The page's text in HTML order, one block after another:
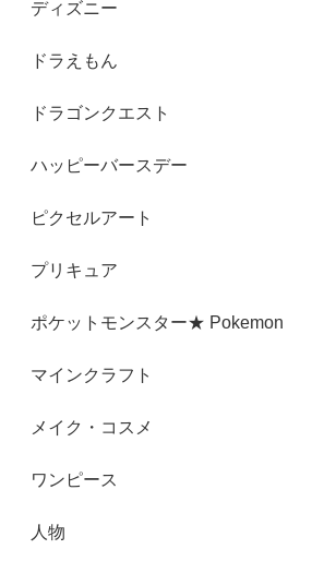
ディズニー
ドラえもん
ドラゴンクエスト
ハッピーバースデー
ピクセルアート
プリキュア
ポケットモンスター★ Pokemon
マインクラフト
メイク・コスメ
ワンピース
人物